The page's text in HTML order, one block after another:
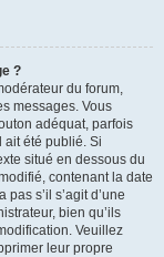
?
du forum,
messages. Vous
adéquat, parfois
ait été publié. Si
situé en dessous du
contenant la date
s’il s’agit d’une
bien qu’ils
Veuillez
leur propre